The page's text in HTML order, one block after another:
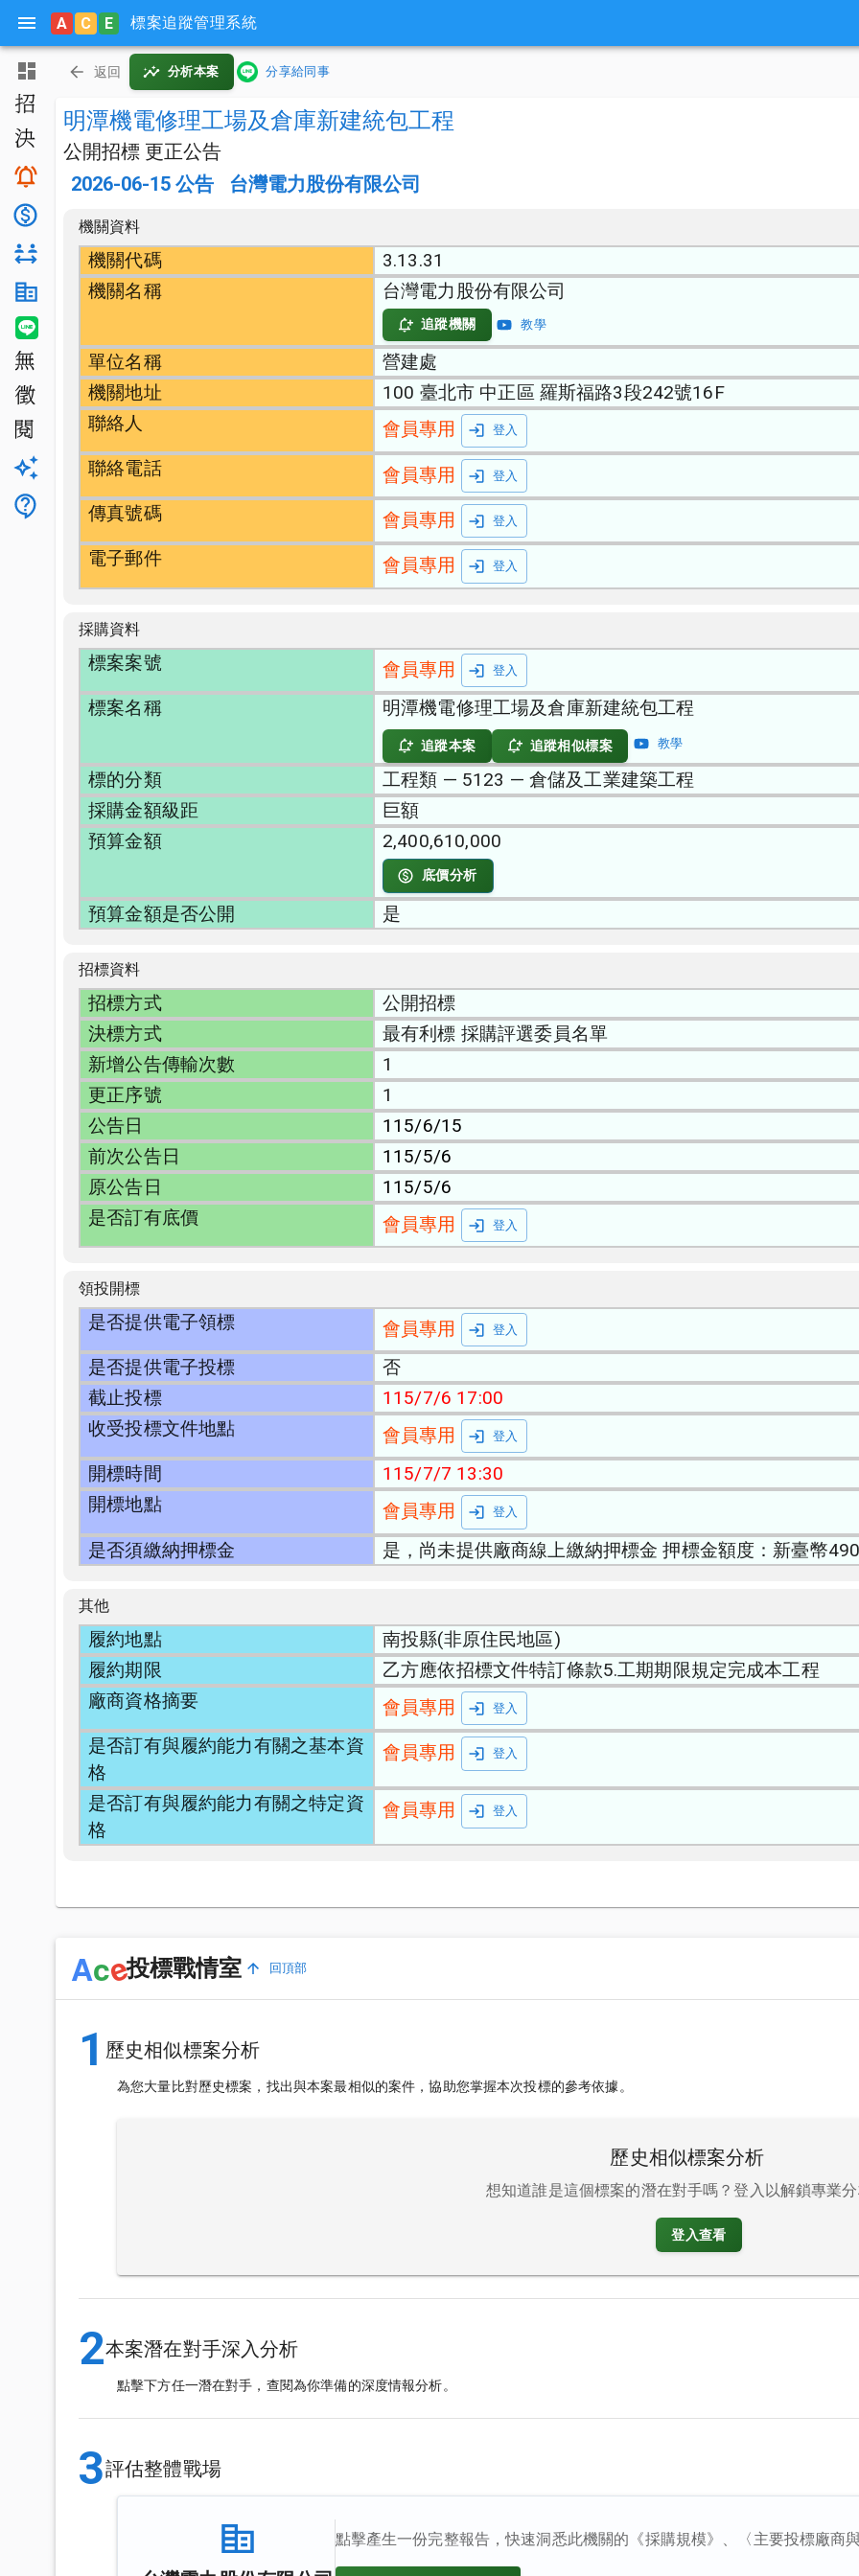
A C E 標案追蹤管理系統
主頁
招標公告
決標公告
搜尋與追蹤
對手分析
機關生態分析
無法決標
公開徵求
公開閱覽
升級方案
客服
返回 分析本案 分享給同事
明潭機電修理工場及倉庫新建統包工程
公開招標 更正公告
2026-06-15 公告 台灣電力股份有限公司
機關資料
機關代碼
3.13.31
機關名稱
台灣電力股份有限公司
追蹤機關 教學
單位名稱
營建處
機關地址
100 臺北市 中正區 羅斯福路3段242號16F
聯絡人
會員專用 登入
聯絡電話 會員專用 登入
傳真號碼 會員專用 登入
電子郵件 會員專用 登入
採購資料
標案案號 會員專用 登入
標案名稱 明潭機電修理工場及倉庫新建統包工程
追蹤本案 追蹤相似標案 教學
標的分類
工程類 — 5123 — 倉儲及工業建築工程
採購金額級距
巨額
預算金額
2,400,610,000
底價分析
預算金額是否公開 是
招標資料
招標方式
公開招標
決標方式
最有利標 採購評選委員名單
新增公告傳輸次數
1
更正序號
1
公告日
115/6/15
前次公告日
115/5/6
原公告日
115/5/6
是否訂有底價
會員專用 登入
領投開標
是否提供電子領標 會員專用 登入
是否提供電子投標
否
截止投標
115/7/6 17:00
收受投標文件地點
會員專用 登入
開標時間
115/7/7 13:30
開標地點
會員專用 登入
是否須繳納押標金 是，尚未提供廠商線上繳納押標金 押標金額度：新臺幣
其他
履約地點
南投縣(非原住民地區)
履約期限
乙方應依招標文件特訂條款5.工期期限規定完成本工程
廠商資格摘要
會員專用 登入
是否訂有與履約能力有關之基本資
格
會員專用 登入
是否訂有與履約能力有關之特定資
格
會員專用 登入
Ace投標戰情室 回頂部
1 歷史相似標案分析
為您大量比對歷史標案，找出與本案最相似的案件，協助您掌握本次投標的參考依據。
歷史相似標案分析
想知道誰是這個標案的潛在對手嗎？登入以解鎖專業
登入查看
2本案潛在對手深入分析
點擊下方任一潛在對手，查閱為你準備的深度情報分析。
3評估整體戰場
點擊產生一份完整報告，快速洞悉此機關的《採購規模》、〈主要投標廠商